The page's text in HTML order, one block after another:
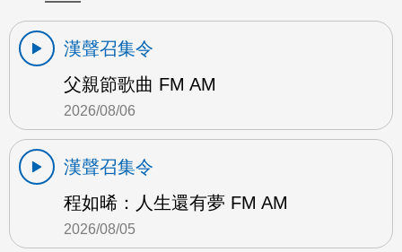
漢聲召集令
父親節歌曲 FM AM
2026/08/06
漢聲召集令
程如晞：人生還有夢 FM AM
2026/08/05